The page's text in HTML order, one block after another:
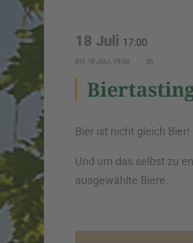
18 Juli 17:00
BIS 18 JULI, 19:00 2h
Bier ist nicht gleich Bier!
Und um das selbst zu
ausgewählte Biere.